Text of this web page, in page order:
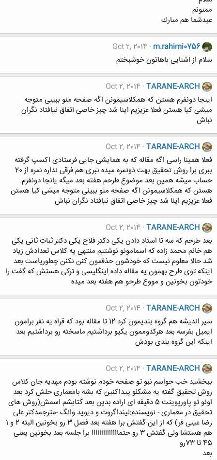
ممنونم
عيدشما هم مبارك
m.rahimi0756
Oct 2, 2014
سلام از اشنایی باهاتون خوشبختم
TARANE-ARCH
Oct 2, 2014
اینجا دونفرم هستن که همکلاسیمونن اگه صفحه منو ببینی متوجه
میشی کیا هستن فعلا عزیزیم اینا شد چیز خاصی اتفاق نیافتاد نگران
نباش
TARANE-ARCH
Oct 2, 2014
فعلا همینا راسی اگه مقاله که به همایشی جایی فرستادی اکسپ گرفته
ببری برا روش تحقیق بهت دونمره میده نبری هم فرقی نداره نمره از 20
حساب میشه همین بعد موضوع طرحم هفته بعد میگه یانجا دونفرم
هستن که همکلاسیمونن اگه صفحه منو ببینی متوجه میشی کیا هستن
فعلا عزیزیم اینا شد چیز خاصی اتفاق نیافتاد نگران نباش
TARANE-ARCH
Oct 2, 2014
بعد طرحم که سه تا استاد دادن یکی دکتر فلاح یکی دکتر ثبات ثانی یکی
هم خانم محمد زاده که اسمامونو نوشتیم منتهی یه کلاس تعدادش زیاد
شد حالا معلوم نیست که خودشون حذفمون کنن نکنن چطوریاست بعد
اینکه توی طرح بهمون یه مقاله داده اینگلیسی و ترکی هستش که گفت را
خودتون بخونین و مووع طرحو هم هفته بعد میده
TARANE-ARCH
Oct 2, 2014
سیر اندیشه هم گروه بندیمون کرد 12 تا مقاله بود که قراه یه نفر برامون
ایمیل بفرسه بعد هرکدوممون یکیو برداشتیم ماسخته رو برداشتیم بعد
اینکه این گروه بندی بودش
TARANE-ARCH
Oct 2, 2014
ببخشید خب حواسم نبو تو صفحه خودم نوشته بودم مهدیه جان کلاس
روش تحقیق گفته یه مشکلو پیداکنین که بشه بامعماری حلش کرد بعد
اونو تو پاورپوینت 5 دقیقه ای اراده بدین بعد کتابشم اسمش(روش های
تحقیق در معماری - نویسنده:لینداگروت و دیوید وانگ -مترجمدکتر علی
رضا عینی فر) که از این گفتش برا هفته بعد فصل 3 رو بخونین البته 2 و 1
هم هستشا ولی گفتش 3 رو حتماااااااااااااا برا جلسه بعد بخونین یعنی
45 تا 73رو
بعد